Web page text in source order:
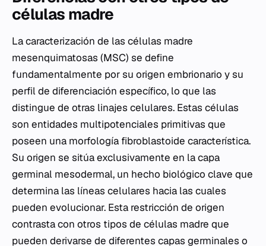
células madre
La caracterización de las células madre
mesenquimatosas (MSC) se define
fundamentalmente por su origen embrionario y su
perfil de diferenciación específico, lo que las
distingue de otras linajes celulares. Estas células
son entidades multipotenciales primitivas que
poseen una morfología fibroblastoide característica.
Su origen se sitúa exclusivamente en la capa
germinal mesodermal, un hecho biológico clave que
determina las líneas celulares hacia las cuales
pueden evolucionar. Esta restricción de origen
contrasta con otros tipos de células madre que
pueden derivarse de diferentes capas germinales o